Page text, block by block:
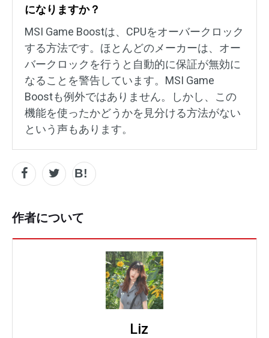
になりますか？
MSI Game Boostは、CPUをオーバークロック
する方法です。ほとんどのメーカーは、オー
バークロックを行うと自動的に保証が無効に
なることを警告しています。MSI Game
Boostも例外ではありません。しかし、この
機能を使ったかどうかを見分ける方法がない
という声もあります。
作者について
Liz